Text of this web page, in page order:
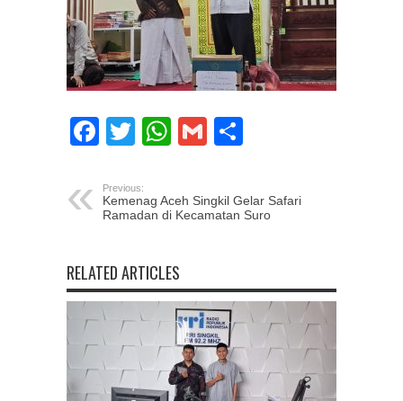
Facebook
TwitterWhatsApp
Gmail
Previous:
Kemenag Aceh Singkil Gelar Safari
Ramadan di Kecamatan Suro
RELATED ARTICLES